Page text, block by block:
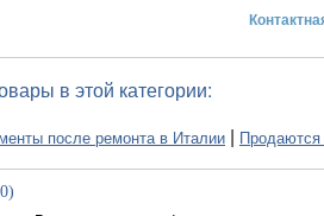
в этой категории:
после ремонта в Италии |